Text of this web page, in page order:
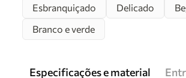
Esbranquiçado Delicado
Branco e verde
Especificações e material